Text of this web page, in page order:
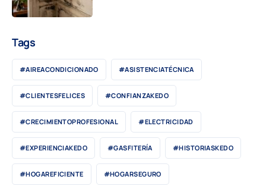
Tags
#AIREACONDICIONADO #ASISTENCIATÉCNICA
#CLIENTESFELICES #CONFIANZAKEDO
#CRECIMIENTOPROFESIONAL #ELECTRICIDAD
#EXPERIENCIAKEDO #GASFITERÍA #HISTORIASKEDO
#HOGAREFICIENTE #HOGARSEGURO